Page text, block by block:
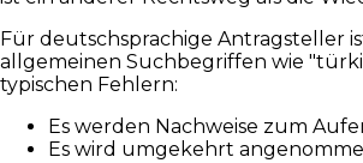
Für deutschsprachige Antragsteller
allgemeinen Suchbegriffen wie
typischen Fehlern:
Es werden Nachweise zum
Es wird umgekehrt